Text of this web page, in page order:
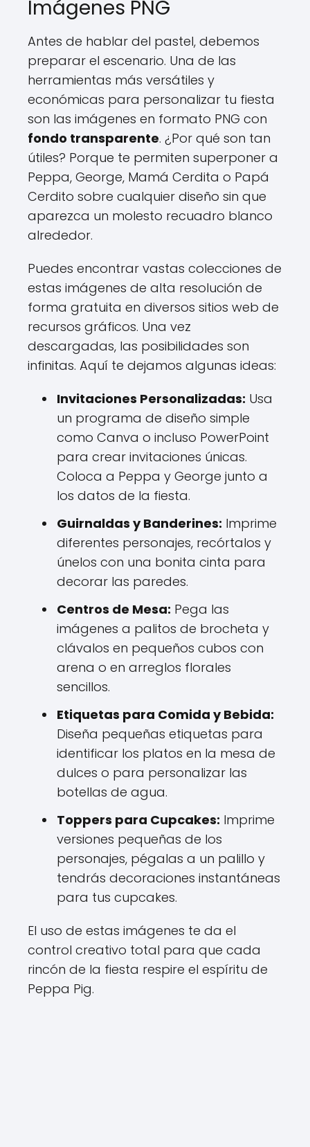
Imágenes PNG
Antes de hablar del pastel, debemos
preparar el escenario. Una de las
herramientas más versátiles y
económicas para personalizar tu fiesta
son las imágenes en formato PNG con
fondo transparente. ¿Por qué son tan
útiles? Porque te permiten superponer a
Peppa, George, Mamá Cerdita o Papá
Cerdito sobre cualquier diseño sin que
aparezca un molesto recuadro blanco
alrededor.
Puedes encontrar vastas colecciones de
estas imágenes de alta resolución de
forma gratuita en diversos sitios web de
recursos gráficos. Una vez
descargadas, las posibilidades son
infinitas. Aquí te dejamos algunas ideas:
Invitaciones Personalizadas: Usa
un programa de diseño simple
como Canva o incluso PowerPoint
para crear invitaciones únicas.
Coloca a Peppa y George junto a
los datos de la fiesta.
Guirnaldas y Banderines: Imprime
diferentes personajes, recórtalos y
únelos con una bonita cinta para
decorar las paredes.
Centros de Mesa: Pega las
imágenes a palitos de brocheta y
clávalos en pequeños cubos con
arena o en arreglos florales
sencillos.
Etiquetas para Comida y Bebida:
Diseña pequeñas etiquetas para
identificar los platos en la mesa de
dulces o para personalizar las
botellas de agua.
Toppers para Cupcakes: Imprime
versiones pequeñas de los
personajes, pégalas a un palillo y
tendrás decoraciones instantáneas
para tus cupcakes.
El uso de estas imágenes te da el
control creativo total para que cada
rincón de la fiesta respire el espíritu de
Peppa Pig.